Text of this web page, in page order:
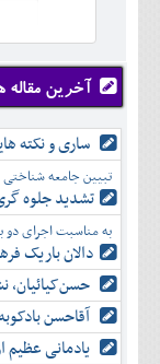
دی
بهمن
اسفند
آبان
آذر
دی
بهمن
اسفند
شهريور
مهر
آبان
آذر
دی
بهمن
اسفند
تير
مرداد
شهريور
مهر
آبان
آذر
دی
بهمن
اسفند
آخرین مقاله
ساری و نکته
تبیین جامعه
تشدید جلوه‌
به مناسبت اجرای دو
دالان باریک
حسن‌کیائیان،
آقاحسن
یادمانی عظیم